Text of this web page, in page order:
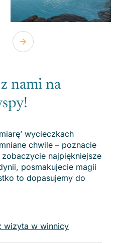
nami na
wycieczkach
chwile – poznacie
najpiękniejsze
posmakujecie magii
to dopasujemy do
wizyta w winnicy